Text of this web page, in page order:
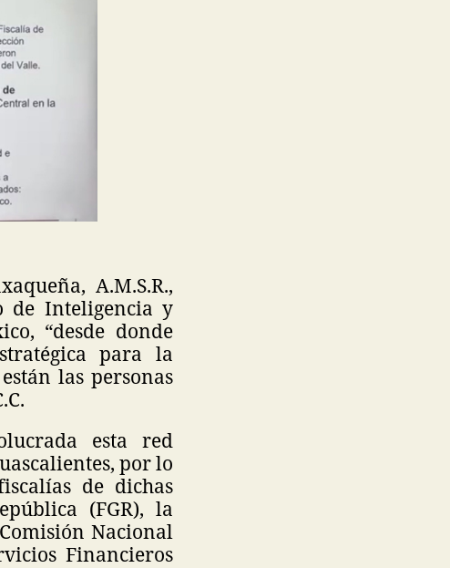
A.M.S.R.,
de Inteligencia y
“desde donde
para la
las personas
esta red
por lo
de dichas
(FGR), la
Nacional
Financieros